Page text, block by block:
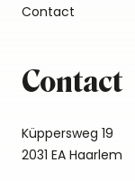
Contact
Contact
Küppersweg 19
2031 EA Haarlem